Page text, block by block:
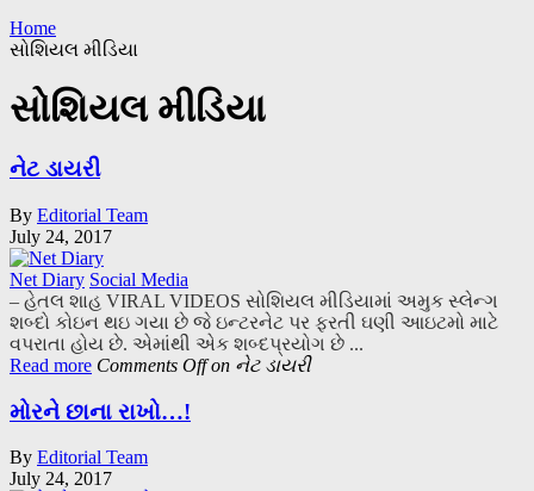
Home
સોશિયલ મીડિયા
સોશિયલ મીડિયા
નેટ ડાયરી
By Editorial Team
July 24, 2017
Net Diary Social Media
– હેતલ શાહ VIRAL VIDEOS સોશિયલ મીડિયામાં અમુક સ્લેન્ગ
શબ્દો કોઇન થઇ ગયા છે જે ઇન્ટરનેટ પર ફરતી ઘણી આઇટમો માટે
વપરાતા હોય છે. એમાંથી એક શબ્દપ્રયોગ છે ...
Read more Comments Offon નેટ ડાયરી
મોરને છાના રાખો…!
By Editorial Team
July 24, 2017